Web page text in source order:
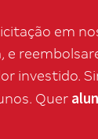
em
e
investido.
Quer